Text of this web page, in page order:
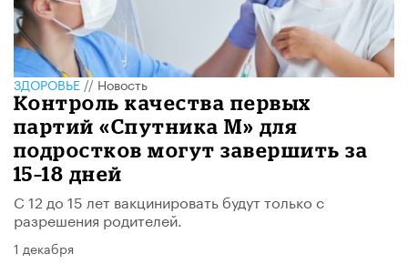
ЗДОРОВЬЕ//Новость
Контроль качества первых
партий «Спутника М» для
подростков могут завершить за
15–18 дней
С 12 до 15 лет вакцинировать будут только с
разрешения родителей.
1 декабря